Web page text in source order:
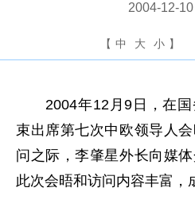
2004-12-
【 中 大 小 】
2004年12月9日，在国
束出席第七次中欧领导人
问之际，李肇星外长向媒
此次会晤和访问内容丰富，